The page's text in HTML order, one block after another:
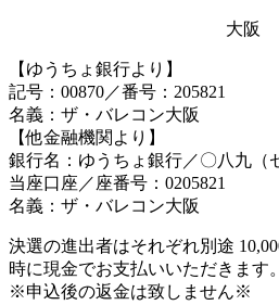
大阪
【ゆうちょ銀行より】
記号：00870／番号：205821
名義：ザ・バレコン大阪
【他金融機関より】
銀行名：ゆうちょ銀行／〇八九（
当座口座／座番号：0205821
名義：ザ・バレコン大阪
決選の進出者はそれぞれ別途
時に現金でお支払いいただきます。
※申込後の返金は致しません※